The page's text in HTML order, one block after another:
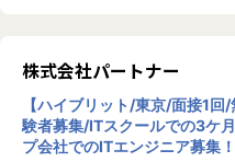
▼開発系
・オンラインヨガプラット
y／Vue／AWS）
・自社ECサイトの新規立ち上
株式会社パートナー
【ハイブリット/東京/面接1
験者募集/ITスクールでの3ケ
プ会社でのITエンジニア募集！